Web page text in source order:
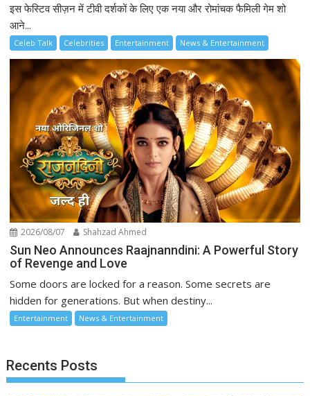
इस फेस्टिव सीज़न में टीवी दर्शकों के लिए एक नया और रोमांचक फैमिली गेम शो
आने...
Celeb Talk Celebrities Entertainment News & Entertainment
2026/08/07 Shahzad Ahmed
Sun Neo Announces Raajnanndini: A Powerful Story
of Revenge and Love
Some doors are locked for a reason. Some secrets are
hidden for generations. But when destiny...
Entertainment News & Entertainment
Recents Posts